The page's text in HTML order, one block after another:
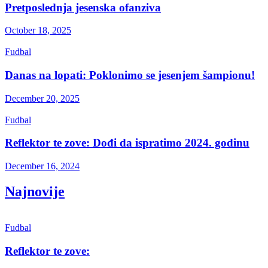
Pretposlednja jesenska ofanziva
October 18, 2025
Fudbal
Danas na lopati: Poklonimo se jesenjem šampionu!
December 20, 2025
Fudbal
Reflektor te zove: Dođi da ispratimo 2024. godinu
December 16, 2024
Najnovije
Fudbal
Reflektor te zove: